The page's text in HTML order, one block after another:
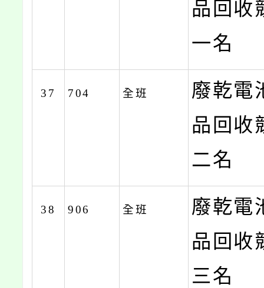
品回收
一名
37 704 全班
廢乾電
品回收
二名
38 906 全班
廢乾電
品回收
三名